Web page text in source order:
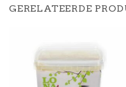
GERELATEERDE